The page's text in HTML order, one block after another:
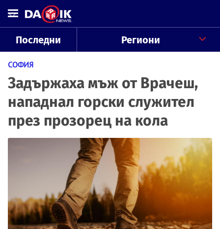
Последни Региони
СОФИЯ
Задържаха мъж от Врачеш,
нападнал горски служител
през прозорец на кола